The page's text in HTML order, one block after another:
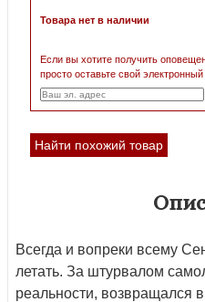
Товара нет в наличии
Если вы хотите получить
просто оставьте свой электронный
Найти похожий товар
Всегда и вопреки всему
летать. За штурвалом
реальности, возвращался